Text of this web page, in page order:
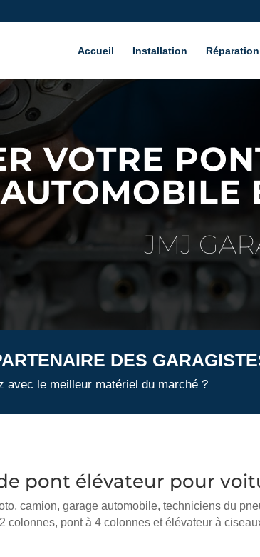
Accueil Installation Réparation
VOTRE
AUTOMOBILE
JMJ
DES
avec le meilleur matériel du marché ?
pont élévateur pour
camion, garage automobile, techniciens du
colonnes, pont à 4 colonnes et élévateur à